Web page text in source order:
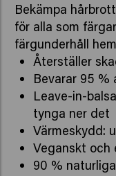
Bekämpa
för alla som
färgunderhåll
Återställer
Bevarar 95
Leave-in-
tynga ner det
Värmeskydd:
Veganskt
90 %